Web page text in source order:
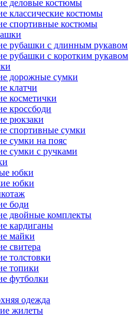
деловые костюмы
классические костюмы
спортивные костюмы
рубашки с длинным рукавом
рубашки с коротким рукавом
дорожные сумки
клатчи
косметички
кроссбоди
рюкзаки
спортивные сумки
сумки на пояс
сумки с ручками
юбки
юбки
боди
двойные комплекты
кардиганы
майки
свитера
толстовки
топики
футболки
одежда
жилеты